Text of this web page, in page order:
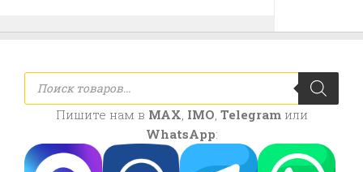
Поиск
товаров
Пишите нам в MAX IMO Telegramили
WhatsApp: